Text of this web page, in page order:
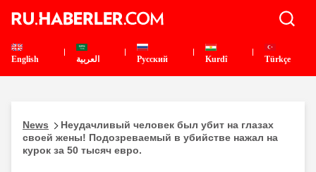
English العربية Pусский Kurdî Türkçe
News
Неудачливый человек был убит на глазах
своей жены! Подозреваемый в убийстве нажал на
курок за 50 тысяч евро.